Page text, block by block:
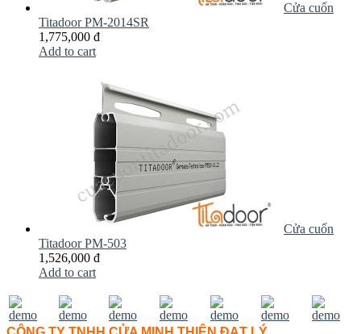
Cửa cuốn
Titadoor PM-2014SR
1,775,000 đ
Add to cart
Cửa cuốn
Titadoor PM-503
1,526,000 đ
Add to cart